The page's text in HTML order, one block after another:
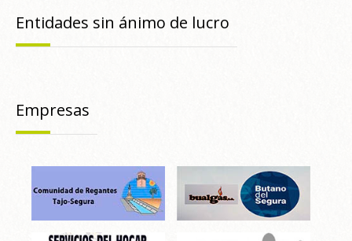
Entidades sin ánimo de lucro
Empresas